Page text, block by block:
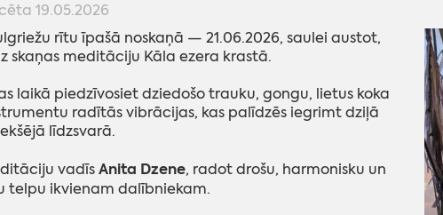
19.05.2026
rītu īpašā noskaņā — 21.06.2026, saulei austot,
skaņas meditāciju Kāla ezera krastā.
laikā piedzīvosiet dziedošo trauku, gongu, lietus koka
radītās vibrācijas, kas palīdzēs iegrimt dziļā
līdzsvarā.
vadīsAnita Dzene, radot drošu, harmonisku un
telpu ikvienam dalībniekam.